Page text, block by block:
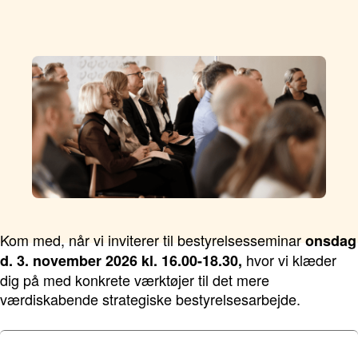
Kom med, når vi inviterer til bestyrelsesseminaronsdag
d. 3. november 2026 kl. 16.00-18.30, hvor vi klæder
dig på med konkrete værktøjer til det mere
værdiskabende strategiske bestyrelsesarbejde.